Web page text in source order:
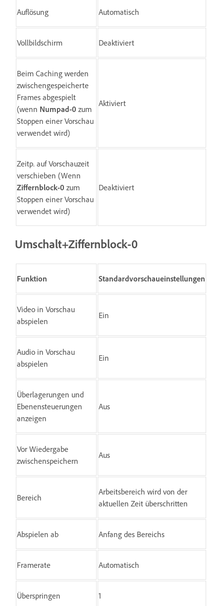
Auflösung Automatisch
Vollbildschirm Deaktiviert
Beim Caching werden
zwischengespeicherte
Frames abgespielt
(wenn Numpad-0 zum
Stoppen einer Vorschau
verwendet wird)
Aktiviert
Zeitp. auf Vorschauzeit
verschieben (Wenn
Ziffernblock-0 zum
Stoppen einer Vorschau
verwendet wird)
Deaktiviert
Umschalt+Ziffernblock-0
Funktion Standardvorschaueinstellungen
Video in Vorschau
abspielen
Ein
Audio in Vorschau
abspielen
Ein
Überlagerungen und
Ebenensteuerungen
anzeigen
Aus
Vor Wiedergabe
zwischenspeichern
Aus
Bereich
Arbeitsbereich wird von der
aktuellen Zeit überschritten
Abspielen ab Anfang des Bereichs
Framerate Automatisch
Überspringen 1